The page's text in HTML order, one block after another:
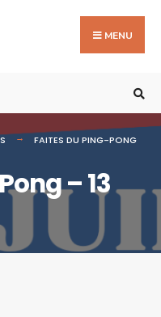
MENU
FAITES DU PING-PONG
– 13